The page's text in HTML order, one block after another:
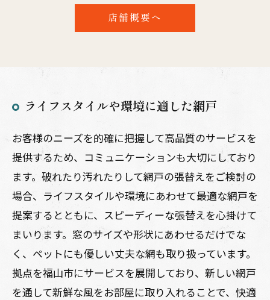
店舗概要へ
ライフスタイルや環境に適した網戸
お客様のニーズを的確に把握して高品質のサービスを
提供するため、コミュニケーションも大切にしており
ます。破れたり汚れたりして網戸の張替えをご検討の
場合、ライフスタイルや環境にあわせて最適な網戸を
提案するとともに、スピーディーな張替えを心掛けて
まいります。窓のサイズや形状にあわせるだけでな
く、ペットにも優しい丈夫な網も取り扱っています。
拠点を福山市にサービスを展開しており、新しい網戸
を通して新鮮な風をお部屋に取り入れることで、快適